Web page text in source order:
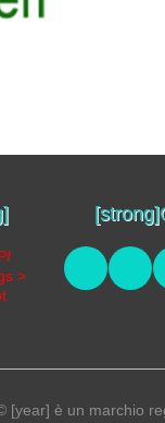
>
[year] è un marchio